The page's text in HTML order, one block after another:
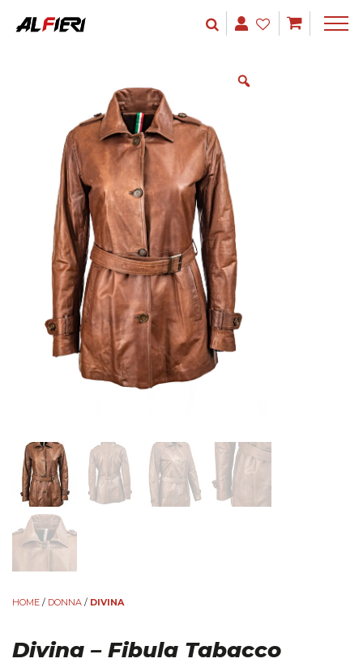
HOME / DONNA / DIVINA
Divina – Fibula Tabacco